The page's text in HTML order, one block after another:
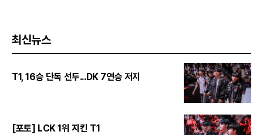
최신뉴스
T1, 16승 단독 선두...DK 7연승 저지
[포토] LCK 1위 지킨 T1